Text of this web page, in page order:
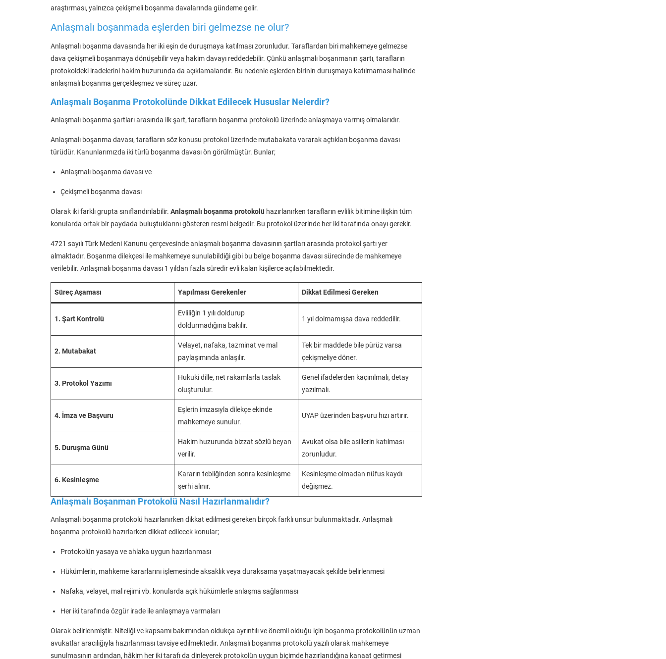
araştırması, yalnızca çekişmeli boşanma davalarında gündeme gelir.
Anlaşmalı boşanmada eşlerden biri gelmezse ne olur?
Anlaşmalı boşanma davasında her iki eşin de duruşmaya katılması zorunludur. Taraflardan biri mahkemeye gelmezse
dava çekişmeli boşanmaya dönüşebilir veya hakim davayı reddedebilir. Çünkü anlaşmalı boşanmanın şartı, tarafların
protokoldeki iradelerini hakim huzurunda da açıklamalarıdır. Bu nedenle eşlerden birinin duruşmaya katılmaması halinde
anlaşmalı boşanma gerçekleşmez ve süreç uzar.
Anlaşmalı Boşanma Protokolünde Dikkat Edilecek Hususlar Nelerdir?
Anlaşmalı boşanma şartları arasında ilk şart, tarafların boşanma protokolü üzerinde anlaşmaya varmış olmalarıdır.
Anlaşmalı boşanma davası, tarafların söz konusu protokol üzerinde mutabakata vararak açtıkları boşanma davası
türüdür. Kanunlarımızda iki türlü boşanma davası ön görülmüştür. Bunlar;
Anlaşmalı boşanma davası ve
Çekişmeli boşanma davası
Olarak iki farklı grupta sınıflandırılabilir. Anlaşmalı boşanma protokolü hazırlanırken tarafların evlilik bitimine ilişkin tüm
konularda ortak bir paydada buluştuklarını gösteren resmi belgedir. Bu protokol üzerinde her iki tarafında onayı gerekir.
4721 sayılı Türk Medeni Kanunu çerçevesinde anlaşmalı boşanma davasının şartları arasında protokol şartı yer
almaktadır. Boşanma dilekçesi ile mahkemeye sunulabildiği gibi bu belge boşanma davası sürecinde de mahkemeye
verilebilir. Anlaşmalı boşanma davası 1 yıldan fazla süredir evli kalan kişilerce açılabilmektedir.
Süreç Aşaması Yapılması Gerekenler Dikkat Edilmesi Gereken
1. Şart Kontrolü
Evliliğin 1 yılı doldurup
doldurmadığına bakılır.
1 yıl dolmamışsa dava reddedilir.
2. Mutabakat
Velayet, nafaka, tazminat ve mal
paylaşımında anlaşılır.
Tek bir maddede bile pürüz varsa
çekişmeliye döner.
3. Protokol Yazımı
Hukuki dille, net rakamlarla taslak
oluşturulur.
Genel ifadelerden kaçınılmalı, detay
yazılmalı.
4. İmza ve Başvuru
Eşlerin imzasıyla dilekçe ekinde
mahkemeye sunulur.
UYAP üzerinden başvuru hızı artırır.
5. Duruşma Günü
Hakim huzurunda bizzat sözlü beyan
verilir.
Avukat olsa bile asillerin katılması
zorunludur.
6. Kesinleşme
Kararın tebliğinden sonra kesinleşme
şerhi alınır.
Kesinleşme olmadan nüfus kaydı
değişmez.
Anlaşmalı Boşanman Protokolü Nasıl Hazırlanmalıdır?
Anlaşmalı boşanma protokolü hazırlanırken dikkat edilmesi gereken birçok farklı unsur bulunmaktadır. Anlaşmalı
boşanma protokolü hazırlarken dikkat edilecek konular;
Protokolün yasaya ve ahlaka uygun hazırlanması
Hükümlerin, mahkeme kararlarını işlemesinde aksaklık veya duraksama yaşatmayacak şekilde belirlenmesi
Nafaka, velayet, mal rejimi vb. konularda açık hükümlerle anlaşma sağlanması
Her iki tarafında özgür irade ile anlaşmaya varmaları
Olarak belirlenmiştir. Niteliği ve kapsamı bakımından oldukça ayrıntılı ve önemli olduğu için boşanma protokolünün uzman
avukatlar aracılığıyla hazırlanması tavsiye edilmektedir. Anlaşmalı boşanma protokolü yazılı olarak mahkemeye
sunulmasının ardından, hâkim her iki tarafı da dinleyerek protokolün uygun biçimde hazırlandığına kanaat getirmesi